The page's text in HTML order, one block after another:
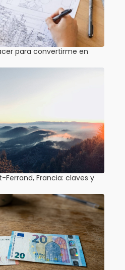
para convertirme en
Francia: claves y